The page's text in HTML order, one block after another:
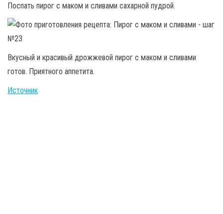
Поспать пирог с маком и сливами сахарной пудрой.
Вкусный и красивый дрожжевой пирог с маком и сливами
готов. Приятного аппетита.
Источник